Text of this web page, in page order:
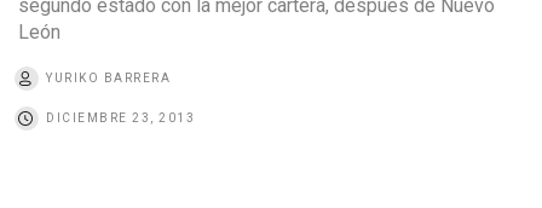
segundo estado con la mejor cartera, después de Nuevo
León
YURIKO BARRERA
DICIEMBRE 23, 2013